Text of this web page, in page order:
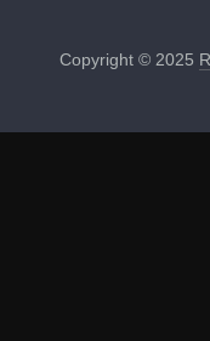
Copyright © 2025